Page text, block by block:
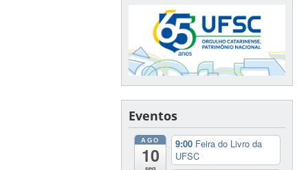
Eventos
AGO
10
9:00 Feira do Livro da
UFSC